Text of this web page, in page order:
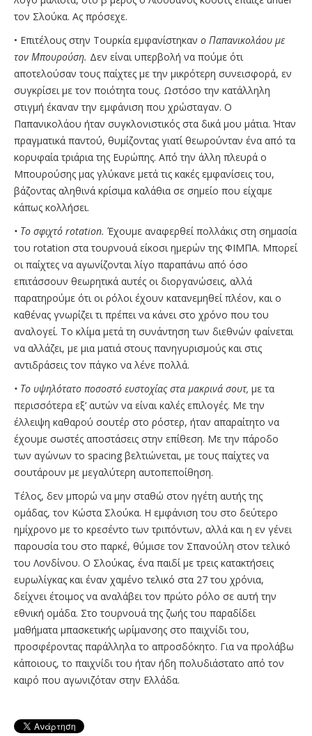
τον Σλούκα. Ας πρόσεχε.
• Επιτέλους στην Τουρκία εμφανίστηκαν ο Παπανικολάου με
τον Μπουρούση. Δεν είναι υπερβολή να πούμε ότι
αποτελούσαν τους παίχτες με την μικρότερη συνεισφορά, εν
συγκρίσει με τον ποιότητα τους. Ωστόσο την κατάλληλη
στιγμή έκαναν την εμφάνιση που χρώσταγαν. Ο
Παπανικολάου ήταν συγκλονιστικός στα δικά μου μάτια. Ήταν
πραγματικά παντού, θυμίζοντας γιατί θεωρούνταν ένα από τα
κορυφαία τριάρια της Ευρώπης. Από την άλλη πλευρά ο
Μπουρούσης μας γλύκανε μετά τις κακές εμφανίσεις του,
βάζοντας αληθινά κρίσιμα καλάθια σε σημείο που είχαμε
κάπως κολλήσει.
• Το σφιχτό rotation. Έχουμε αναφερθεί πολλάκις στη σημασία
του rotation στα τουρνουά είκοσι ημερών της ΦΙΜΠΑ. Μπορεί
οι παίχτες να αγωνίζονται λίγο παραπάνω από όσο
επιτάσσουν θεωρητικά αυτές οι διοργανώσεις, αλλά
παρατηρούμε ότι οι ρόλοι έχουν κατανεμηθεί πλέον, και ο
καθένας γνωρίζει τι πρέπει να κάνει στο χρόνο που του
αναλογεί. Το κλίμα μετά τη συνάντηση των διεθνών φαίνεται
να αλλάζει, με μια ματιά στους πανηγυρισμούς και στις
αντιδράσεις τον πάγκο να λένε πολλά.
• Το υψηλότατο ποσοστό ευστοχίας στα μακρινά σουτ, με τα
περισσότερα εξ’ αυτών να είναι καλές επιλογές. Με την
έλλειψη καθαρού σουτέρ στο ρόστερ, ήταν απαραίτητο να
έχουμε σωστές αποστάσεις στην επίθεση. Με την πάροδο
των αγώνων το spacing βελτιώνεται, με τους παίχτες να
σουτάρουν με μεγαλύτερη αυτοπεποίθηση.
Τέλος, δεν μπορώ να μην σταθώ στον ηγέτη αυτής της
ομάδας, τον Κώστα Σλούκα. Η εμφάνιση του στο δεύτερο
ημίχρονο με το κρεσέντο των τριπόντων, αλλά και η εν γένει
παρουσία του στο παρκέ, θύμισε τον Σπανούλη στον τελικό
του Λονδίνου. Ο Σλούκας, ένα παιδί με τρεις κατακτήσεις
ευρωλίγκας και έναν χαμένο τελικό στα 27 του χρόνια,
δείχνει έτοιμος να αναλάβει τον πρώτο ρόλο σε αυτή την
εθνική ομάδα. Στο τουρνουά της ζωής του παραδίδει
μαθήματα μπασκετικής ωρίμανσης στο παιχνίδι του,
προσφέροντας παράλληλα το απροσδόκητο. Για να προλάβω
κάποιους, το παιχνίδι του ήταν ήδη πολυδιάστατο από τον
καιρό που αγωνιζόταν στην Ελλάδα.